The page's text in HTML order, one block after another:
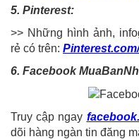
5. Pinterest:
>> Những hình ảnh,
rẻ có trên:
6. Facebook
Truy cập ngay
dõi hàng ngàn tin đăng